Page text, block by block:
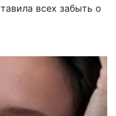
всех забыть о